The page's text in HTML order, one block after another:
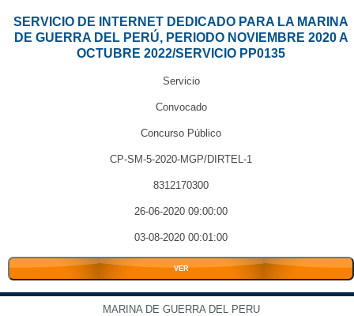
SERVICIO DE INTERNET DEDICADO PARA LA MARINA
DE GUERRA DEL PERÚ, PERIODO NOVIEMBRE 2020 A
OCTUBRE 2022/SERVICIO PP0135
Servicio
Convocado
Concurso Público
CP-SM-5-2020-MGP/DIRTEL-1
8312170300
26-06-2020 09:00:00
03-08-2020 00:01:00
VER
MARINA DE GUERRA DEL PERU